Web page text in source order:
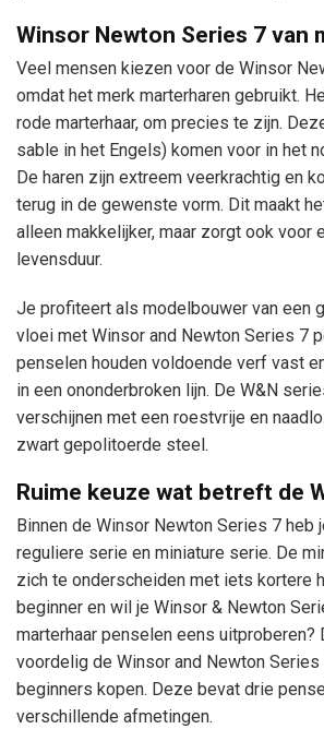
Winsor Newton Series 7 van
Veel mensen kiezen voor de Winsor
omdat het merk marterharen gebruikt.
rode marterhaar, om precies te zijn.
sable in het Engels) komen voor in het
De haren zijn extreem veerkrachtig en
terug in de gewenste vorm. Dit maakt
alleen makkelijker, maar zorgt ook voor
levensduur.
Je profiteert als modelbouwer van een
vloei met Winsor and Newton Series 7
penselen houden voldoende verf vast
in een ononderbroken lijn. De W&N
verschijnen met een roestvrije en
zwart gepolitoerde steel.
Ruime keuze wat betreft de
Binnen de Winsor Newton Series 7 heb
reguliere serie en miniature serie. De
zich te onderscheiden met iets kortere
beginner en wil je Winsor & Newton
marterhaar penselen eens uitproberen?
voordelig de Winsor and Newton
beginners kopen. Deze bevat drie
verschillende afmetingen.